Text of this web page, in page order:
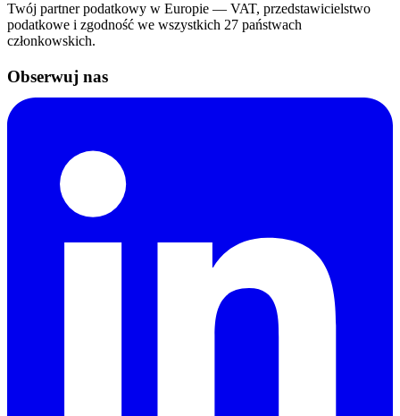
Twój partner podatkowy w Europie — VAT, przedstawicielstwo
podatkowe i zgodność we wszystkich 27 państwach
członkowskich.
Obserwuj nas